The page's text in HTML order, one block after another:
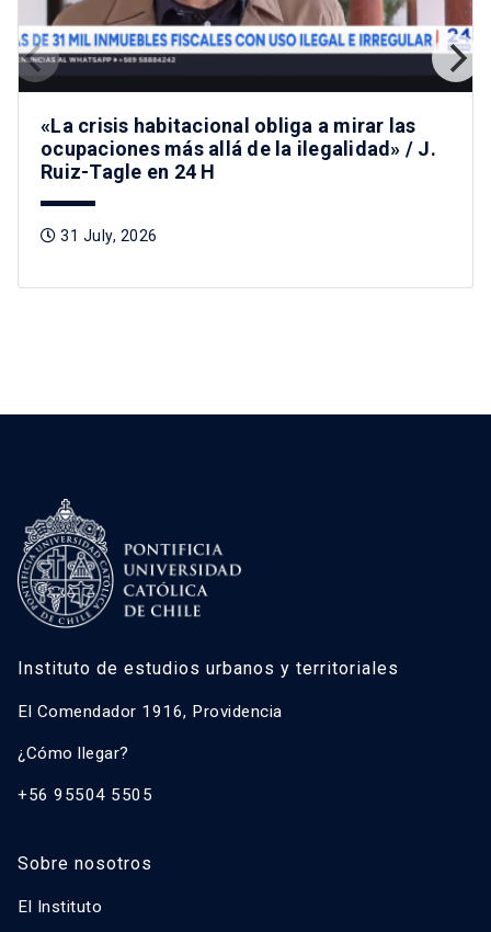
«La crisis habitacional obliga a mirar las
ocupaciones más allá de la ilegalidad» / J.
Ruiz-Tagle en 24 H
31 July, 2026
Instituto de estudios urbanos y territoriales
El Comendador 1916, Providencia
¿Cómo llegar?
+56 95504 5505
Sobre nosotros
El Instituto